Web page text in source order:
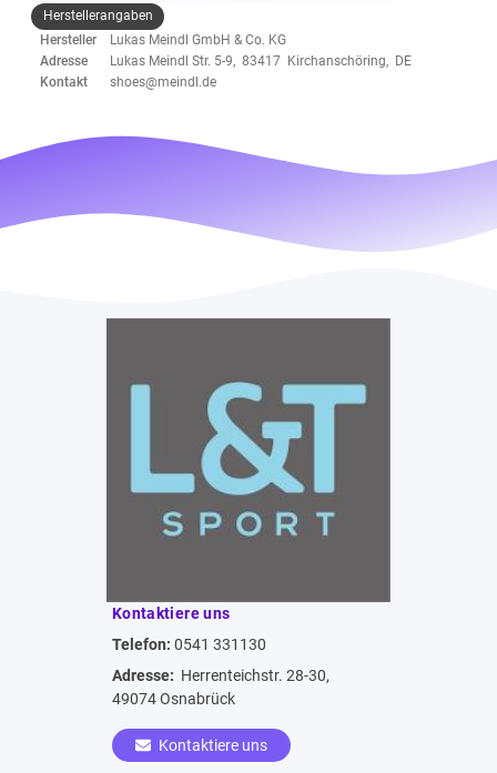
Herstellerangaben
Hersteller
Lukas Meindl GmbH & Co. KG
Adresse
Lukas Meindl Str. 5-9, 83417 Kirchanschöring, DE
Kontakt
shoes@meindl.de
Kontaktiere uns
Telefon: 0541 331130
Adresse: Herrenteichstr. 28-30,
49074 Osnabrück
Kontaktiere uns